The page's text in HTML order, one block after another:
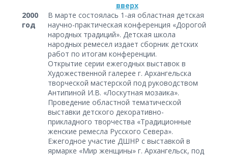
вверх
2000
год
В марте состоялась 1-ая областная детская
научно-практическая конференция «Дорогой
народных традиций». Детская школа
народных ремесел издает сборник детских
работ по итогам конференции.
Открытие серии ежегодных выставок в
Художественной галерее г. Архангельска
творческой мастерской под руководством
Антипиной И.В. «Лоскутная мозаика».
Проведение областной тематической
выставки детского декоративно-
прикладного творчества «Традиционные
женские ремесла Русского Севера».
Ежегодное участие ДШНР с выставкой в
ярмарке «Мир женщины» г. Архангельск, под